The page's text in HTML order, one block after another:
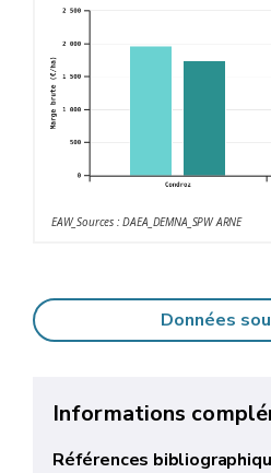
EAW_Sources : DAEA_DEMNA_SPW ARNE
Données
Informations
Références